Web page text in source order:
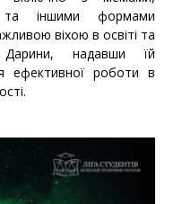
та іншими формами
віхою в освіті та
Дарини, надавши їй
ефективної роботи в